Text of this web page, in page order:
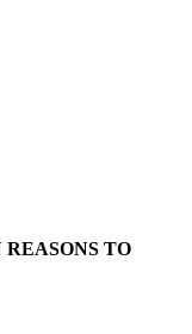
REASONS TO